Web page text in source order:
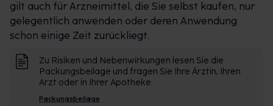
gilt auch für Arzneimittel, die Sie selbst kaufen, nur
gelegentlich anwenden oder deren Anwendung
schon einige Zeit zurückliegt.
Zu Risiken und Nebenwirkungen lesen Sie die
Packungsbeilage und fragen Sie Ihre Ärztin, Ihren
Arzt oder in Ihrer Apotheke.
Packungsbeilage